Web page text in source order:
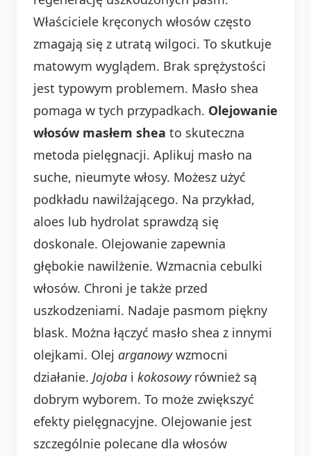
Właściciele kręconych włosów często
zmagają się z utratą wilgoci. To skutkuje
matowym wyglądem. Brak sprężystości
jest typowym problemem. Masło shea
pomaga w tych przypadkach. Olejowanie
włosów masłem shea to skuteczna
metoda pielęgnacji. Aplikuj masło na
suche, nieumyte włosy. Możesz użyć
podkładu nawilżającego. Na przykład,
aloes lub hydrolat sprawdzą się
doskonale. Olejowanie zapewnia
głębokie nawilżenie. Wzmacnia cebulki
włosów. Chroni je także przed
uszkodzeniami. Nadaje pasmom piękny
blask. Można łączyć masło shea z innymi
olejkami. Olej arganowywzmocni
działanie. Jojoba i kokosowyrównież są
dobrym wyborem. To może zwiększyć
efekty pielęgnacyjne. Olejowanie jest
szczególnie polecane dla włosów